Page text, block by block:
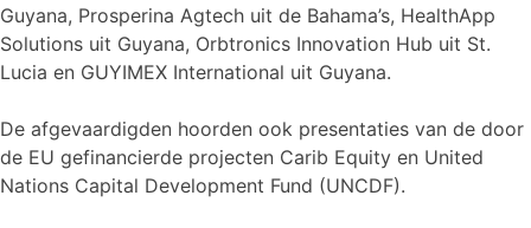
Guyana, Prosperina Agtech uit de Bahama’s, HealthApp
Solutions uit Guyana, Orbtronics Innovation Hub uit St.
Lucia en GUYIMEX International uit Guyana.
De afgevaardigden hoorden ook presentaties van de door
de EU gefinancierde projecten Carib Equity en United
Nations Capital Development Fund (UNCDF).